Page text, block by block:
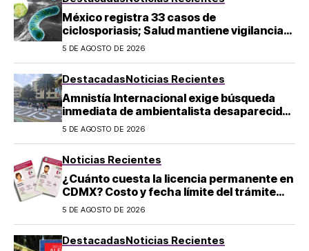
México registra 33 casos de
ciclosporiasis; Salud mantiene vigilancia
epidemiológica
5 DE AGOSTO DE 2026
DestacadasNoticias Recientes
Amnistía Internacional exige búsqueda
inmediata de ambientalista desaparecido
en Michoacán
5 DE AGOSTO DE 2026
Noticias Recientes
¿Cuánto cuesta la licencia permanente en
CDMX? Costo y fecha límite del trámite
2026
5 DE AGOSTO DE 2026
DestacadasNoticias Recientes